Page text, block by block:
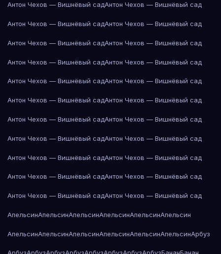
Антон Чехов — Вишнёвый садАнтон Чехов — Вишнёвый сад
Антон Чехов — Вишнёвый садАнтон Чехов — Вишнёвый сад
Антон Чехов — Вишнёвый садАнтон Чехов — Вишнёвый сад
Антон Чехов — Вишнёвый садАнтон Чехов — Вишнёвый сад
Антон Чехов — Вишнёвый садАнтон Чехов — Вишнёвый сад
Антон Чехов — Вишнёвый садАнтон Чехов — Вишнёвый сад
Антон Чехов — Вишнёвый садАнтон Чехов — Вишнёвый сад
Антон Чехов — Вишнёвый садАнтон Чехов — Вишнёвый сад
Антон Чехов — Вишнёвый садАнтон Чехов — Вишнёвый сад
Антон Чехов — Вишнёвый садАнтон Чехов — Вишнёвый сад
Антон Чехов — Вишнёвый садАнтон Чехов — Вишнёвый сад
АпельсинАпельсинАпельсинАпельсинАпельсинАпельсин
АпельсинАпельсинАпельсинАпельсинАпельсинАпельсинАрбуз